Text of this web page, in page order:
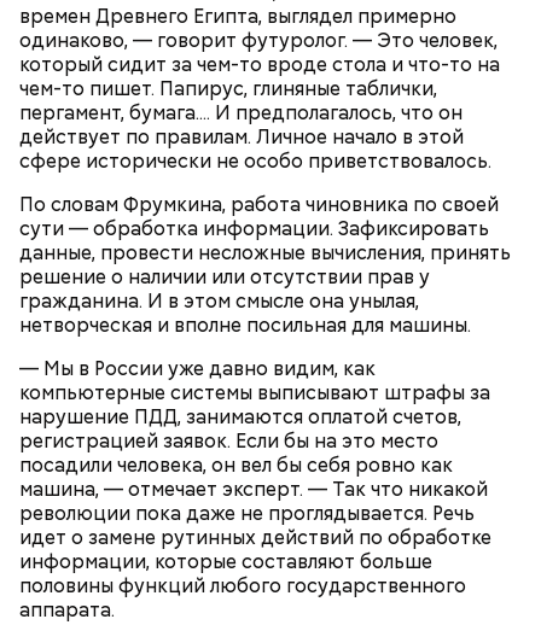
времен Древнего Египта, выглядел примерно
одинаково, — говорит футуролог. — Это человек,
который сидит за чем-то вроде стола и что-то на
чем-то пишет. Папирус, глиняные таблички,
пергамент, бумага.... И предполагалось, что он
действует по правилам. Личное начало в этой
сфере исторически не особо приветствовалось.
По словам Фрумкина, работа чиновника по своей
сути — обработка информации. Зафиксировать
данные, провести несложные вычисления, принять
решение о наличии или отсутствии прав у
гражданина. И в этом смысле она унылая,
нетворческая и вполне посильная для машины.
— Мы в России уже давно видим, как
компьютерные системы выписывают штрафы за
нарушение ПДД, занимаются оплатой счетов,
регистрацией заявок. Если бы на это место
посадили человека, он вел бы себя ровно как
машина, — отмечает эксперт. — Так что никакой
революции пока даже не проглядывается. Речь
идет о замене рутинных действий по обработке
информации, которые составляют больше
половины функций любого государственного
аппарата.